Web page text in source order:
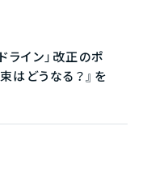
ライン」改正のポ
はどうなる？』を